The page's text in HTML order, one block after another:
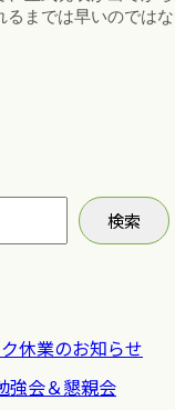
るまでは早いのでは
検索
休業のお知らせ
強会＆懇親会